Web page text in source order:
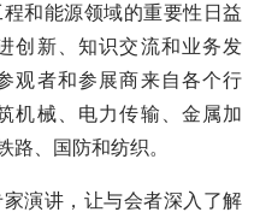
和能源领域的重要性日益
创新、知识交流和业务发
观者和参展商来自各个行
机械、电力传输、金属加
路、国防和纺织。
演讲，让与会者深入了解